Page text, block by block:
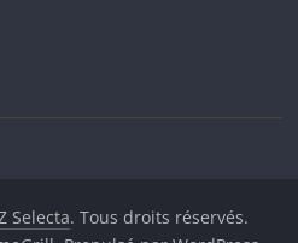
Selecta. Tous droits réservés.